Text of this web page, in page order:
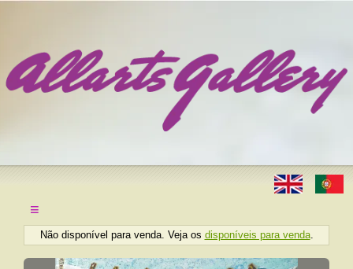
≡
Não disponível para venda. Veja os disponíveis para venda.